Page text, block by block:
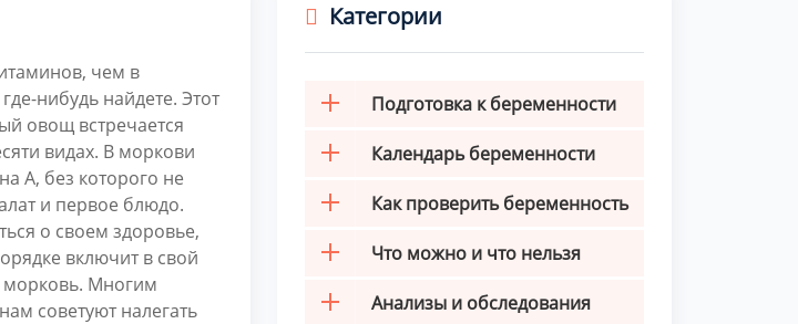
чем в
нибудь найдете. Этот
овощ встречается
видах. В моркови
А, без которого не
и первое блюдо.
о своем здоровье,
включит в свой
Многим
советуют налегать
Категории
Подготовка к беременности
Календарь беременности
Как проверить беременность
Что можно и что нельзя
Анализы и обследования